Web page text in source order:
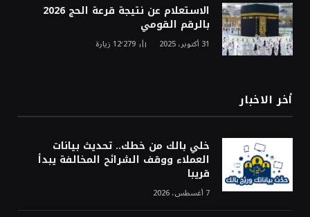
الاستعلام عن نتيجة قرعة الحج 2026
بالرقم القومي
31 أكتوبر، 2025 12٬279 زيارة
أخر الاخبار
خلي بالك من خطك.. تحديث بيانات
العملاء ووقف الشرائح المخالفة يبدأ
قريبا
7 أغسطس، 2026